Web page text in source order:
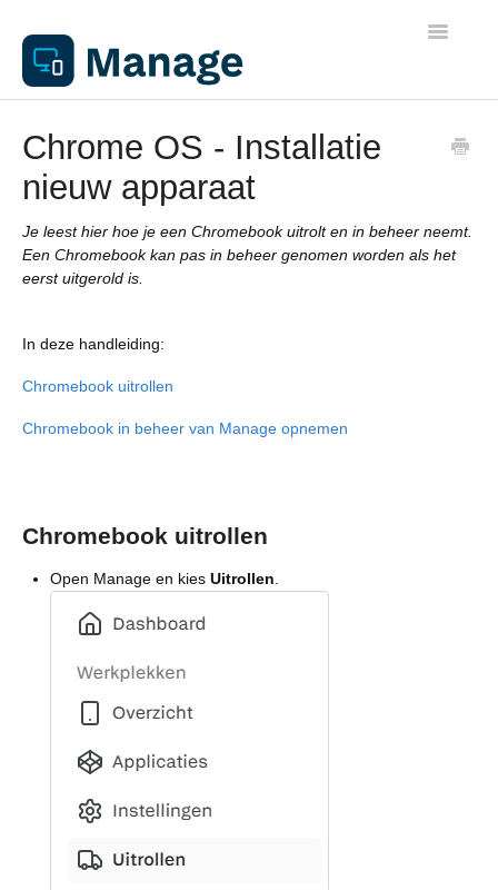
Toggle
Algemene informatie
Werkplekken
Netwerken
Apparaathandleidingen
Printen
Chrome OS - Installatie
nieuw apparaat
Je leest hier hoe je een Chromebook uitrolt en in beheer neemt.
Een Chromebook kan pas in beheer genomen worden als het
eerst uitgerold is.
In deze handleiding:
Chromebook uitrollen
Chromebook in beheer van Manage opnemen
Chromebook uitrollen
Open Manage en kies Uitrollen